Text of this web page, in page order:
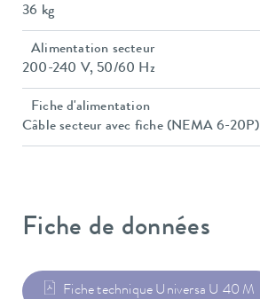
36 kg
Alimentation secteur
200-240 V, 50/60 Hz
Fiche d'alimentation
Câble secteur avec fiche (NEMA 6-20P)
Fiche de données
Fiche technique Universa U 40 M